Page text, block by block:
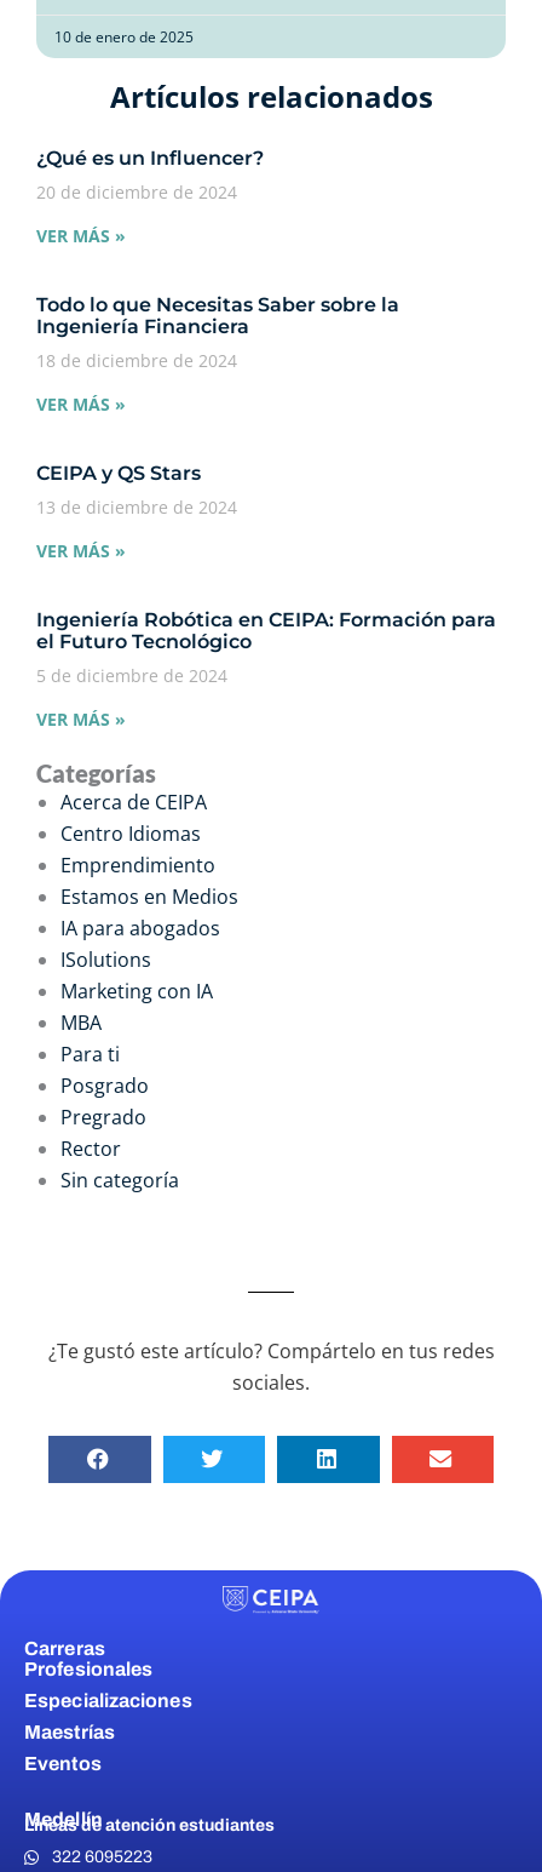
10 de enero de 2025
Artículos relacionados​
¿Qué es un Influencer?
20 de diciembre de 2024
VER MÁS »
Todo lo que Necesitas Saber sobre la
Ingeniería Financiera
18 de diciembre de 2024
VER MÁS »
CEIPA y QS Stars
13 de diciembre de 2024
VER MÁS »
Ingeniería Robótica en CEIPA: Formación para
el Futuro Tecnológico
5 de diciembre de 2024
VER MÁS »
Categorías
Acerca de CEIPA
Centro Idiomas
Emprendimiento
Estamos en Medios
IA para abogados
ISolutions
Marketing con IA
MBA
Para ti
Posgrado
Pregrado
Rector
Sin categoría
¿Te gustó este artículo? Compártelo en tus redes
sociales.
Carreras
Profesionales
Especializaciones
Maestrías
Eventos
Medellín
Líneas de atención estudiantes
322 6095223